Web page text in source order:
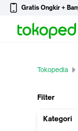
Gratis Ongkir +
Tokopedia
Filter
Kategori